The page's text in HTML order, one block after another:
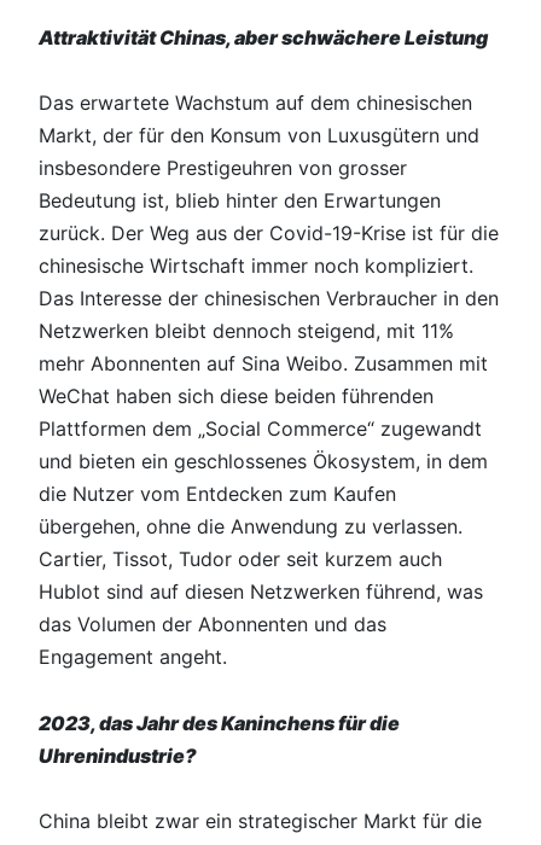
Attraktivität Chinas, aber schwächere Leistung
Das erwartete Wachstum auf dem chinesischen
Markt, der für den Konsum von Luxusgütern und
insbesondere Prestigeuhren von grosser
Bedeutung ist, blieb hinter den Erwartungen
zurück. Der Weg aus der Covid-19-Krise ist für die
chinesische Wirtschaft immer noch kompliziert.
Das Interesse der chinesischen Verbraucher in den
Netzwerken bleibt dennoch steigend, mit 11%
mehr Abonnenten auf Sina Weibo. Zusammen mit
WeChat haben sich diese beiden führenden
Plattformen dem „Social Commerce“ zugewandt
und bieten ein geschlossenes Ökosystem, in dem
die Nutzer vom Entdecken zum Kaufen
übergehen, ohne die Anwendung zu verlassen.
Cartier, Tissot, Tudor oder seit kurzem auch
Hublot sind auf diesen Netzwerken führend, was
das Volumen der Abonnenten und das
Engagement angeht.
2023, das Jahr des Kaninchens für die
Uhrenindustrie?
China bleibt zwar ein strategischer Markt für die